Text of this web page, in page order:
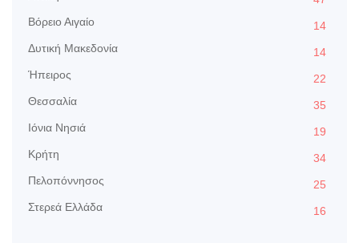
Βόρειο Αιγαίο
14
Δυτική Μακεδονία
14
Ήπειρος
22
Θεσσαλία
35
Ιόνια Νησιά
19
Κρήτη
34
Πελοπόννησος
25
Στερεά Ελλάδα
16